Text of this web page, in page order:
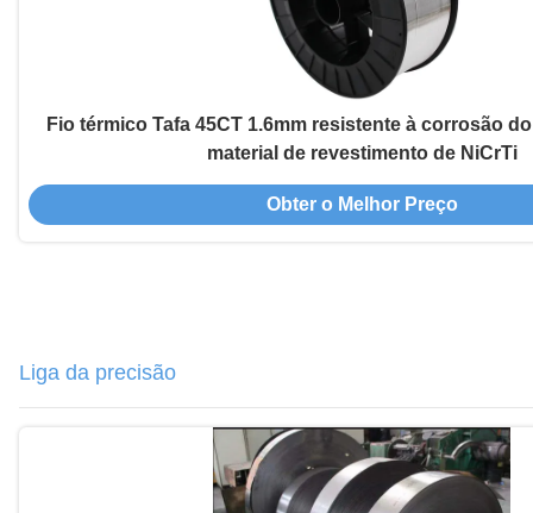
Fio térmico Tafa 45CT 1.6mm resistente à corrosão
material de revestimento de NiCrTi
Obter o Melhor Preço
Liga da precisão